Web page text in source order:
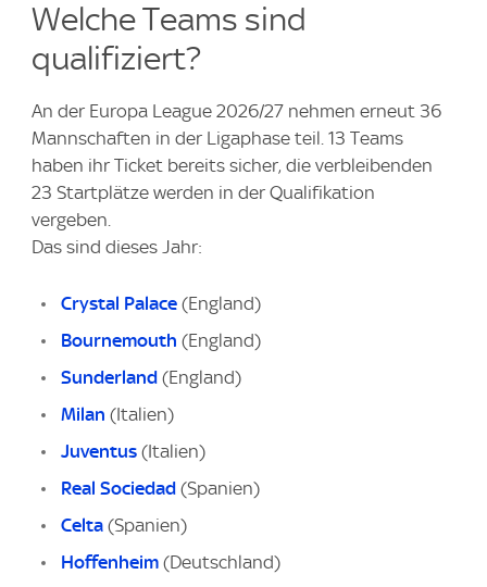
Welche Teams sind
qualifiziert?
An der Europa League 2026/27 nehmen erneut 36
Mannschaften in der Ligaphase teil. 13 Teams
haben ihr Ticket bereits sicher, die verbleibenden
23 Startplätze werden in der Qualifikation
vergeben.
Das sind dieses Jahr:
Crystal Palace (England)
Bournemouth (England)
Sunderland (England)
Milan (Italien)
Juventus (Italien)
Real Sociedad (Spanien)
Celta (Spanien)
Hoffenheim (Deutschland)